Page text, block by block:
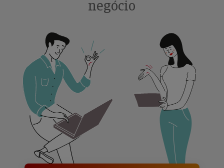
negócio